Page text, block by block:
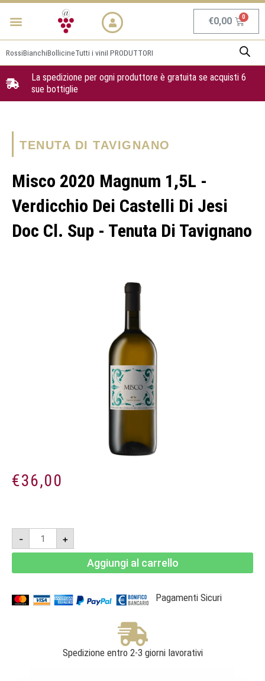
Vai
Menu €0,00
RossiBianchiBollicineTutti i viniI PRODUTTORI
La spedizione per ogni produttore è gratuita se acquisti 6
sue bottiglie
TENUTA DI TAVIGNANO
Misco 2020 Magnum 1,5L -
Verdicchio Dei Castelli Di Jesi
Doc Cl. Sup - Tenuta Di Tavignano
€36,00
-
Misco
2020
Magnum
1,5L
di
Jesi
Doc
Tavignano
+
Aggiungi al carrello
Pagamenti Sicuri
Spedizione entro 2-3 giorni lavorativi